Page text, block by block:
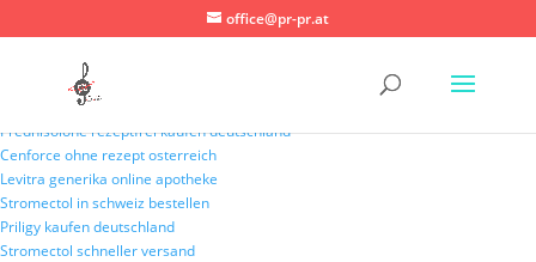
Neueste Nachrichten:
Stromectol ohne rezept deutschland
Prednisolone rezeptfrei kaufen deutschland
Cenforce ohne rezept osterreich
Levitra generika online apotheke
Stromectol in schweiz bestellen
Priligy kaufen deutschland
Stromectol schneller versand
office@pr-pr.at